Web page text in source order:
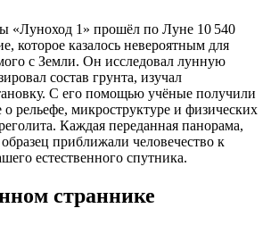
«Луноход 1» прошёл по Луне 10 540
которое казалось невероятным для
с Земли. Он исследовал лунную
состав грунта, изучал
С его помощью учёные получили
рельефе, микроструктуре и физических
Каждая переданная панорама,
приближали человечество к
естественного спутника.
страннике